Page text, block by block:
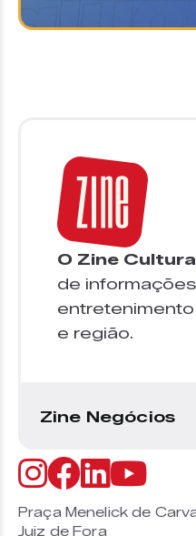
O Zine
de
entretenimento
e região.
Zine Negócios
Praça Menelick de
Juiz de Fora